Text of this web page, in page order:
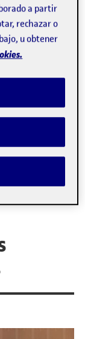
a partir
rechazar o
u obtener